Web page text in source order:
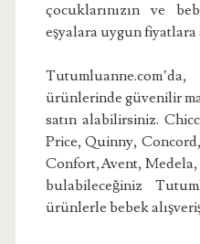
çocuklarınızın ve
eşyalara uygun
ürünlerinde güvenilir
satın alabilirsiniz.
Price, Quinny,
Confort,Avent, Medela,
bulabileceğiniz
ürünlerle bebek